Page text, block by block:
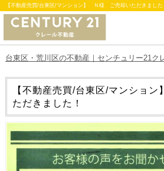
【不動産売買/台東区/マンション】 Ｎ様 ご売却いただきました
台東区・荒川区の不動産｜センチュリー21ク
【不動産売買/台東区/マンショ
ただきました！